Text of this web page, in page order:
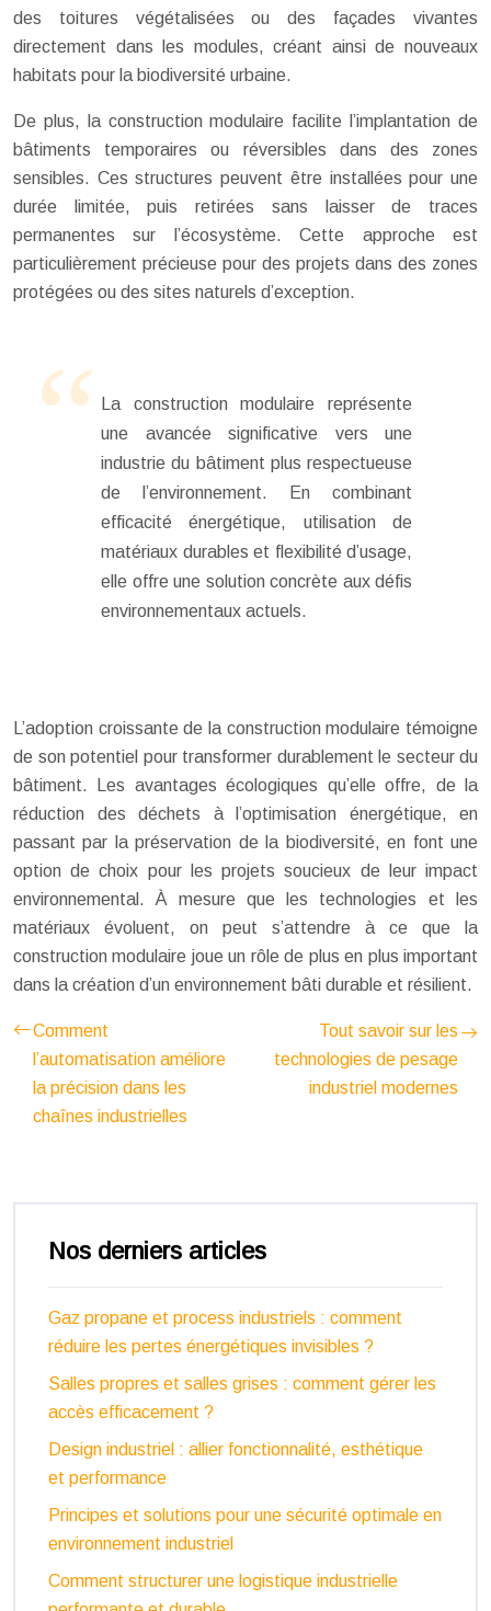
des toitures végétalisées ou des façades vivantes
directement dans les modules, créant ainsi de nouveaux
habitats pour la biodiversité urbaine.
De plus, la construction modulaire facilite l’implantation de
bâtiments temporaires ou réversibles dans des zones
sensibles. Ces structures peuvent être installées pour une
durée limitée, puis retirées sans laisser de traces
permanentes sur l’écosystème. Cette approche est
particulièrement précieuse pour des projets dans des zones
protégées ou des sites naturels d’exception.
La construction modulaire représente
une avancée significative vers une
industrie du bâtiment plus respectueuse
de l’environnement. En combinant
efficacité énergétique, utilisation de
matériaux durables et flexibilité d’usage,
elle offre une solution concrète aux défis
environnementaux actuels.
L’adoption croissante de la construction modulaire témoigne
de son potentiel pour transformer durablement le secteur du
bâtiment. Les avantages écologiques qu’elle offre, de la
réduction des déchets à l’optimisation énergétique, en
passant par la préservation de la biodiversité, en font une
option de choix pour les projets soucieux de leur impact
environnemental. À mesure que les technologies et les
matériaux évoluent, on peut s’attendre à ce que la
construction modulaire joue un rôle de plus en plus important
dans la création d’un environnement bâti durable et résilient.
Comment
l’automatisation améliore
la précision dans les
chaînes industrielles
Tout savoir sur les
technologies de pesage
industriel modernes
Nos derniers articles
Gaz propane et process industriels : comment
réduire les pertes énergétiques invisibles ?
Salles propres et salles grises : comment gérer les
accès efficacement ?
Design industriel : allier fonctionnalité, esthétique
et performance
Principes et solutions pour une sécurité optimale en
environnement industriel
Comment structurer une logistique industrielle